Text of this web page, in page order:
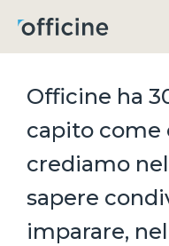
Officine ha
capito come
crediamo
sapere
imparare,